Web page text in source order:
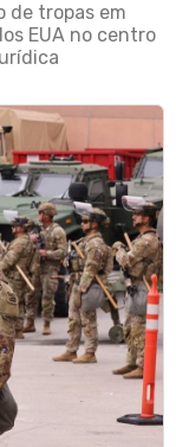
de tropas em
EUA no centro